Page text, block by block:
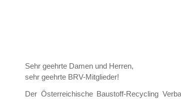
Sehr geehrte Damen und Herren,
sehr geehrte BRV-Mitglieder!
Der Österreichische Baustoff-Recycling